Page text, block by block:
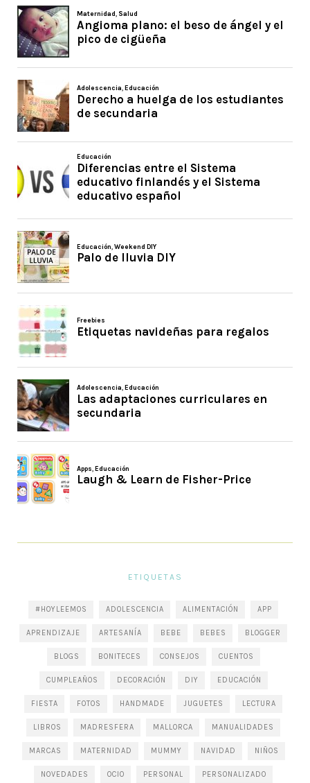
ETIQUETAS
#HOYLEEMOS ADOLESCENCIA ALIMENTACIÓN APP
APRENDIZAJE ARTESANÍA BEBE BEBES BLOGGER
BLOGS BONITECES CONSEJOS CUENTOS
CUMPLEAÑOS DECORACIÓN DIY EDUCACIÓN
FIESTA FOTOS HANDMADE JUGUETES LECTURA
LIBROS MADRESFERA MALLORCA MANUALIDADES
MARCAS MATERNIDAD MUMMY NAVIDAD NIÑOS
NOVEDADES OCIO PERSONAL PERSONALIZADO